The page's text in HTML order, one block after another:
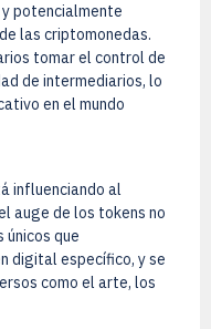
potencialmente
las criptomonedas.
tomar el control de
de intermediarios, lo
en el mundo
influenciando al
auge de los tokens no
únicos que
digital específico, y se
como el arte, los